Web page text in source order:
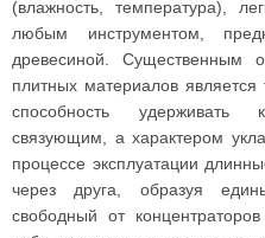
(влажность, температура),
любым инструментом,
древесиной. Существенным
плитных материалов
способность удерживать
связующим, а характером
процессе эксплуатации
через друга, образуя
свободный от